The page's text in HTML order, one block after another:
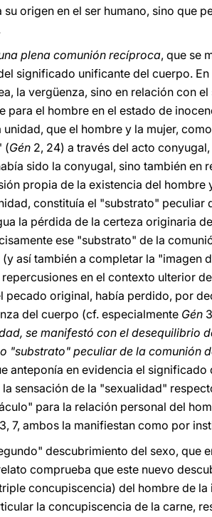
su origen en el ser humano, sino que
plena comunión recíproca, que se
significado unificante del cuerpo.
la vergüenza, sino en relación con
para el hombre en el estado de
que el hombre y la mujer,
(Gén 2, 24) a través del acto
sido la conyugal, sino también en
propia de la existencia del hombre
constituía el "substrato" peculiar
la pérdida de la certeza originaria
ese "substrato" de la
así también a completar la "imagen
en el contexto ulterior
pecado original, había perdido, por
del cuerpo (cf. especialmente Gén
se manifestó con el desequilibrio
"substrato" peculiar de la comunión
anteponía en evidencia el
sensación de la "sexualidad"
para la relación personal del
3, 7, ambos la manifiestan como por
descubrimiento del sexo, que
comprueba que este nuevo
concupiscencia) del hombre de
la concupiscencia de la carne,